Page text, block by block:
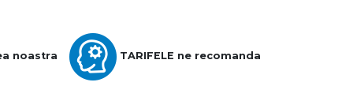
noastra TARIFELE ne recomanda